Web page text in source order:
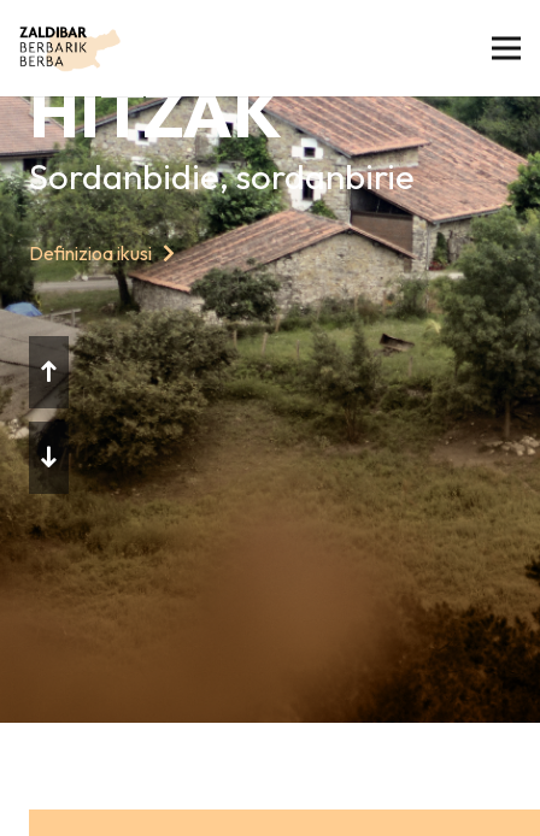
GAURKO
HITZAK
Sordanbidie, sordanbirie
Definizioa ikusi